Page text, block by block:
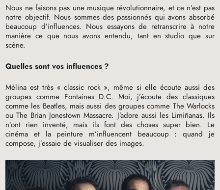
Nous ne faisons pas une musique révolutionnaire, et ce n’est pas
notre objectif. Nous sommes des passionnés qui avons absorbé
beaucoup d’influences. Nous essayons de retranscrire à notre
manière ce que nous avons entendu, tant en studio que sur
scène.
Quelles sont vos influences ?
Mélina est très « classic rock », même si elle écoute aussi des
groupes comme Fontaines D.C. Moi, j’écoute des classiques
comme les Beatles, mais aussi des groupes comme The Warlocks
ou The Brian Jonestown Massacre. J’adore aussi les Limiñanas. Ils
n’ont rien inventé, mais ils font des choses super bien. Le
cinéma et la peinture m’influencent beaucoup : quand je
compose, j’essaie de visualiser des images.